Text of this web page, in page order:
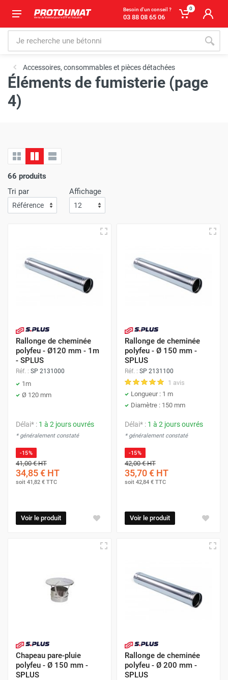
Besoin d'un conseil ?
03 88 08 65 06
0
Accessoires, consommables et pièces détachées
Éléments de fumisterie (page
4)
66 produits
Tri par
Affichage
Rallonge de cheminée
polyfeu - Ø120 mm - 1m
- SPLUS
Réf. : SP 2131000
1m
Ø 120 mm
Délai* : 1 à 2 jours ouvrés
* généralement constaté
-15%
41,00 €HT
34,85 € HT
soit 41,82 € TTC
Voir le produit
Rallonge de cheminée
polyfeu - Ø 150 mm -
SPLUS
Réf. : SP 2131100
1 avis
Longueur : 1 m
Diamètre : 150 mm
Délai* : 1 à 2 jours ouvrés
* généralement constaté
-15%
42,00 €HT
35,70 € HT
soit 42,84 € TTC
Voir le produit
Chapeau pare-pluie
polyfeu - Ø 150 mm -
SPLUS
Rallonge de cheminée
polyfeu - Ø 200 mm -
SPLUS